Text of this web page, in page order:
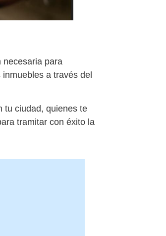
necesaria para
inmuebles a través del
tu ciudad, quienes te
tramitar con éxito la